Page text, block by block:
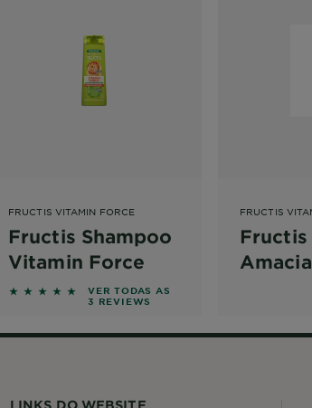
FRUCTIS VITAMIN FORCE
Fructis Shampoo
Vitamin Force
5 out of 5 stars based on reviews
VER TODAS AS
3 REVIEWS
FRUCTIS
Fructis
LINKS DO WEBSITE